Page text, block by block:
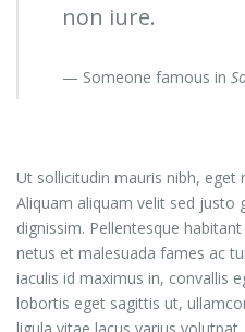
non iure.
Someone famous in
Ut sollicitudin mauris nibh, eget
Aliquam aliquam velit sed justo
dignissim. Pellentesque
netus et malesuada fames ac
iaculis id maximus in, convallis
lobortis eget sagittis ut,